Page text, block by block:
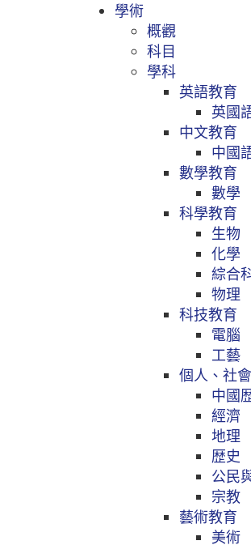
學術
概觀
科目
學科
英語教育
英國
中文教育
中國
數學教育
數學
科學教育
生物
化學
綜合
物理
科技教育
電腦
工藝
個人、社
中國
經濟
地理
歴史
公民
宗教
藝術教育
美術